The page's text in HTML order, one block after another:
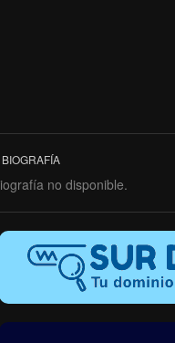
no disponible.